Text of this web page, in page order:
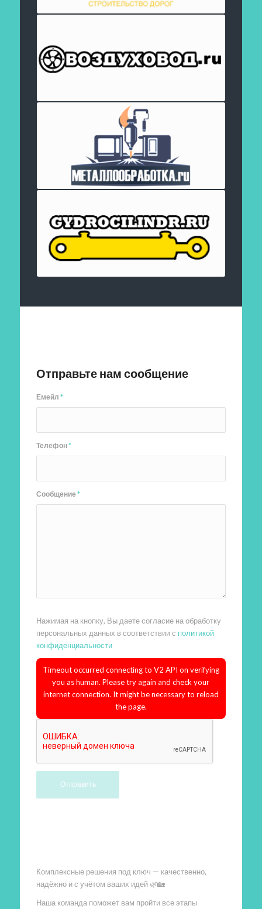
Отправьте нам сообщение
Емейл*
Телефон*
Сообщение*
Нажимая на кнопку, Вы даете согласие на обработку
персональных данных в соответствии с политикой
конфиденциальности
Timeout occurred connecting to V2 API on verifying
you as human. Please try again and check your
internet connection. It might be necessary to reload
the page.
Комплексные решения под ключ — качественно,
надёжно и с учётом ваших идей 🌿🏡
Наша команда поможет вам пройти все этапы